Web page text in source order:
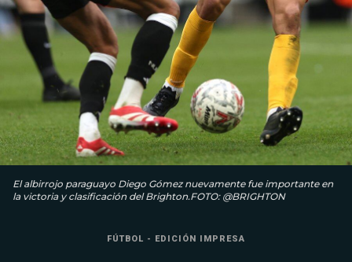
El albirrojo paraguayo Diego Gómez nuevamente fue importante en
la victoria y clasificación del Brighton.FOTO: @BRIGHTON
FÚTBOL - EDICIÓN IMPRESA